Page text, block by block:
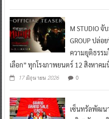
M STUDIO จั
GROUP ปล่อ
ความยุติธรรม
เลือก” ทุกโรงภาพยนตร์ 12 สิงหาคม
17 มิถุนายน 2026 0
เซ็นทรัลพัฒน